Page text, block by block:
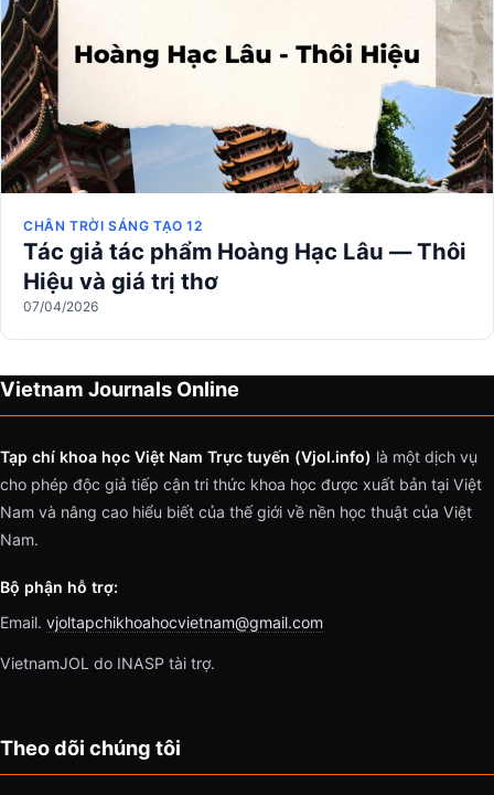
CHÂN TRỜI SÁNG TẠO 12
Tác giả tác phẩm Hoàng Hạc Lâu — Thôi
Hiệu và giá trị thơ
07/04/2026
Vietnam Journals Online
Tạp chí khoa học Việt Nam Trực tuyến (Vjol.info) là một dịch vụ
cho phép độc giả tiếp cận tri thức khoa học được xuất bản tại Việt
Nam và nâng cao hiểu biết của thế giới về nền học thuật của Việt
Nam.
Bộ phận hỗ trợ:
Email. vjoltapchikhoahocvietnam@gmail.com
VietnamJOL do INASP tài trợ.
Theo dõi chúng tôi